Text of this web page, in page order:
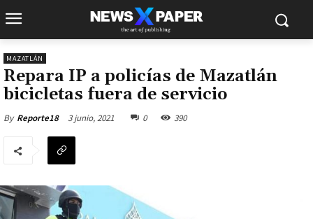
MAZATLÁN
Repara IP a policías de Mazatlán
bicicletas fuera de servicio
By Reporte18 3 junio, 2021 0 390